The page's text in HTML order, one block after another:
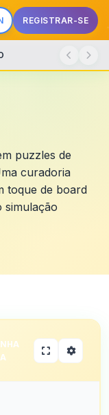
REGISTRAR-SE
puzzles de
curadoria
toque de board
simulação